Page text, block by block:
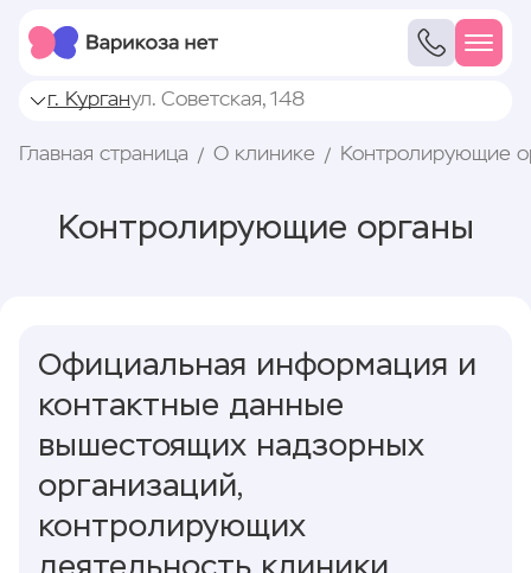
г. Курганул. Советская, 148
Главная страница О клинике Контролирующие
Контролирующие органы
Официальная информация и
контактные данные
вышестоящих надзорных
организаций,
контролирующих